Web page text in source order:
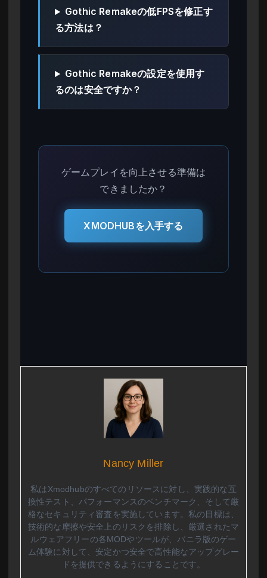
Gothic Remakeの低FPSを修正す
る方法は？
Gothic Remakeの設定を使用す
るのは安全ですか？
ゲームプレイを向上させる準備は
できましたか？
XMODHUBを入手する
Nancy Miller
私はXmodhubのすべてのリソースに対し、実践的な互
換性テスト、パフォーマンスのベンチマーク、そして厳
格なセキュリティ審査を実施しています。私の目標は、
技術的な摩擦や安全上のリスクを排除し、厳選されたマ
ルウェアフリーの各MODやツールが、バニラ版のゲー
ム体験に対して、安定かつ安全で高性能なアップグレー
ドを提供できるようにすることです。